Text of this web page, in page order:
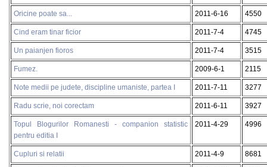
Oricine poate sa... 2011-6-16 4550
Cind eram tinar ficior 2011-7-4 4745
Un paianjen fioros 2011-7-4 3515
Fumez. 2009-6-1 2115
Note medii pe judete, discipline umaniste, partea I 2011-7-11 3277
Radu scrie, noi corectam 2011-6-11 3927
Topul Blogurilor Romanesti - companion statistic
pentru editia I
2011-4-29 4996
Cupluri si relatii 2011-4-9 8681